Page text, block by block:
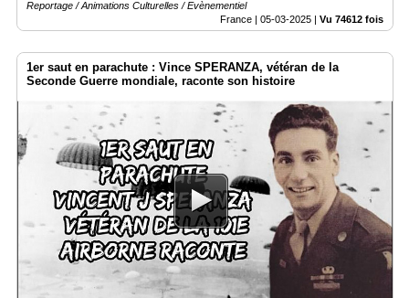
Reportage / Animations Culturelles / Evènementiel
France | 05-03-2025 Vu 74612 fois
1er saut en parachute : Vince SPERANZA, vétéran de la
Seconde Guerre mondiale, raconte son histoire